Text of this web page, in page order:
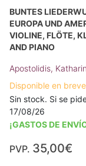
BUNTES
EUROPA UND
VIOLINE, FLÖTE,
AND PIANO
Apostolidis,
Disponible en breve
Sin stock. Si se
17/08/26
¡GASTOS DE
PVP. 35,00€